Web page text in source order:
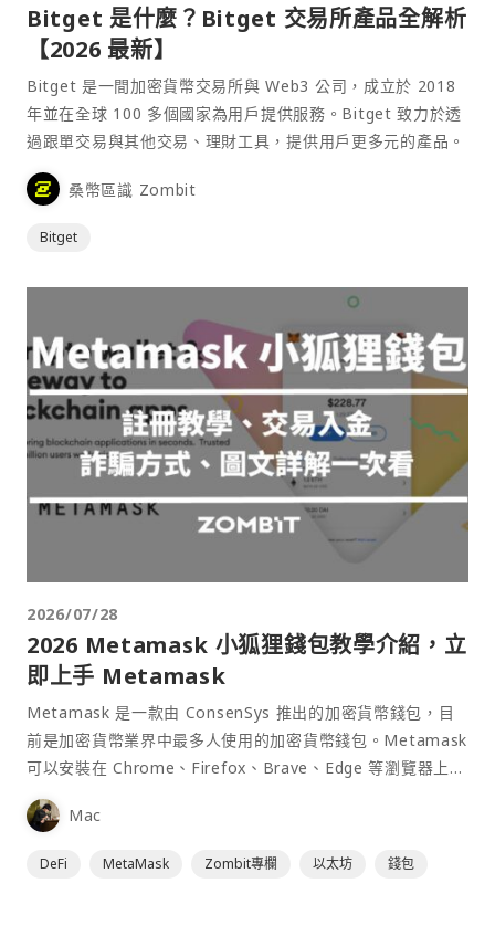
Bitget 是什麼？Bitget 交易所產品全解析
【2026 最新】
Bitget 是一間加密貨幣交易所與 Web3 公司，成立於 2018
年並在全球 100 多個國家為用戶提供服務。Bitget 致力於透
過跟單交易與其他交易、理財工具，提供用戶更多元的產品。
桑幣區識 Zombit
Bitget
2026/07/28
2026 Metamask 小狐狸錢包教學介紹，立
即上手 Metamask
Metamask 是一款由 ConsenSys 推出的加密貨幣錢包，目
前是加密貨幣業界中最多人使用的加密貨幣錢包。Metamask
可以安裝在 Chrome、Firefox、Brave、Edge 等瀏覽器上作
為插件使用，具備許多功能且使用上非常方便。
Mac
DeFi MetaMask Zombit專欄 以太坊 錢包